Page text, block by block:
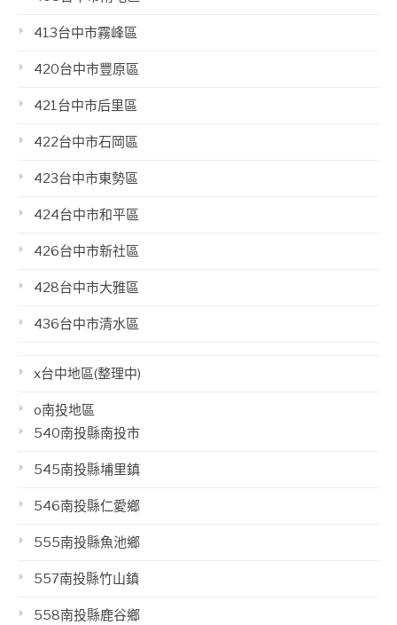
413台中市霧峰區
420台中市豐原區
421台中市后里區
422台中市石岡區
423台中市東勢區
424台中市和平區
426台中市新社區
428台中市大雅區
436台中市清水區
x台中地區(整理中)
o南投地區
540南投縣南投市
545南投縣埔里鎮
546南投縣仁愛鄉
555南投縣魚池鄉
557南投縣竹山鎮
558南投縣鹿谷鄉